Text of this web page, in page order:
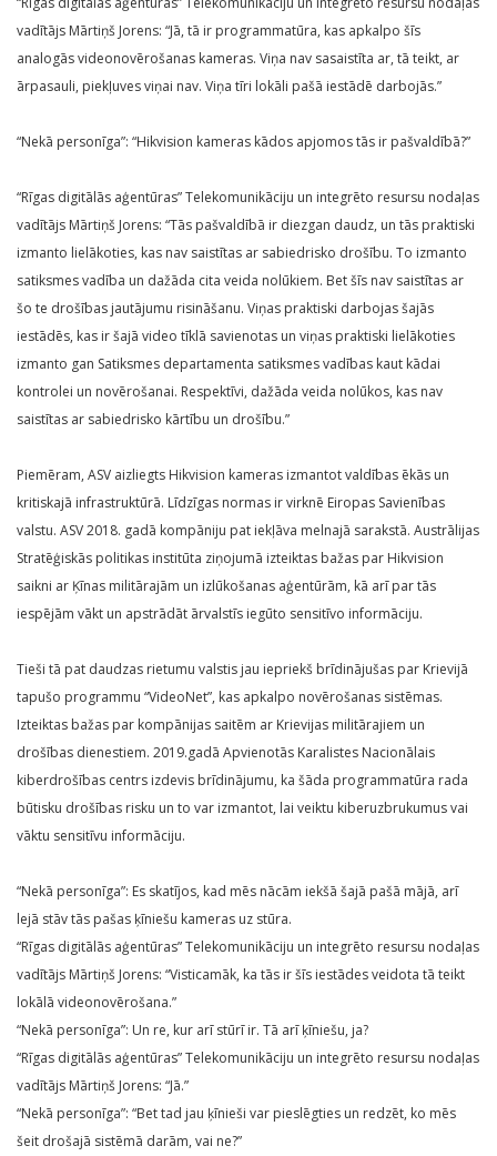
vadītājs Mārtiņš Jorens: “Jā, tā ir programmatūra, kas apkalpo šīs
analogās videonovērošanas kameras. Viņa nav sasaistīta ar, tā teikt, ar
ārpasauli, piekļuves viņai nav. Viņa tīri lokāli pašā iestādē darbojās.”
“Nekā personīga”: “Hikvision kameras kādos apjomos tās ir pašvaldībā?”
“Rīgas digitālās aģentūras” Telekomunikāciju un integrēto resursu nodaļas
vadītājs Mārtiņš Jorens: “Tās pašvaldībā ir diezgan daudz, un tās praktiski
izmanto lielākoties, kas nav saistītas ar sabiedrisko drošību. To izmanto
satiksmes vadība un dažāda cita veida nolūkiem. Bet šīs nav saistītas ar
šo te drošības jautājumu risināšanu. Viņas praktiski darbojas šajās
iestādēs, kas ir šajā video tīklā savienotas un viņas praktiski lielākoties
izmanto gan Satiksmes departamenta satiksmes vadības kaut kādai
kontrolei un novērošanai. Respektīvi, dažāda veida nolūkos, kas nav
saistītas ar sabiedrisko kārtību un drošību.”
Piemēram, ASV aizliegts Hikvision kameras izmantot valdības ēkās un
kritiskajā infrastruktūrā. Līdzīgas normas ir virknē Eiropas Savienības
valstu. ASV 2018. gadā kompāniju pat iekļāva melnajā sarakstā. Austrālijas
Stratēģiskās politikas institūta ziņojumā izteiktas bažas par Hikvision
saikni ar Ķīnas militārajām un izlūkošanas aģentūrām, kā arī par tās
iespējām vākt un apstrādāt ārvalstīs iegūto sensitīvo informāciju.
Tieši tā pat daudzas rietumu valstis jau iepriekš brīdinājušas par Krievijā
tapušo programmu “VideoNet”, kas apkalpo novērošanas sistēmas.
Izteiktas bažas par kompānijas saitēm ar Krievijas militārajiem un
drošības dienestiem. 2019.gadā Apvienotās Karalistes Nacionālais
kiberdrošības centrs izdevis brīdinājumu, ka šāda programmatūra rada
būtisku drošības risku un to var izmantot, lai veiktu kiberuzbrukumus vai
vāktu sensitīvu informāciju.
“Nekā personīga”: Es skatījos, kad mēs nācām iekšā šajā pašā mājā, arī
lejā stāv tās pašas ķīniešu kameras uz stūra.
“Rīgas digitālās aģentūras” Telekomunikāciju un integrēto resursu nodaļas
vadītājs Mārtiņš Jorens: “Visticamāk, ka tās ir šīs iestādes veidota tā teikt
lokālā videonovērošana.”
“Nekā personīga”: Un re, kur arī stūrī ir. Tā arī ķīniešu, ja?
“Rīgas digitālās aģentūras” Telekomunikāciju un integrēto resursu nodaļas
vadītājs Mārtiņš Jorens: “Jā.”
“Nekā personīga”: “Bet tad jau ķīnieši var pieslēgties un redzēt, ko mēs
šeit drošajā sistēmā darām, vai ne?”